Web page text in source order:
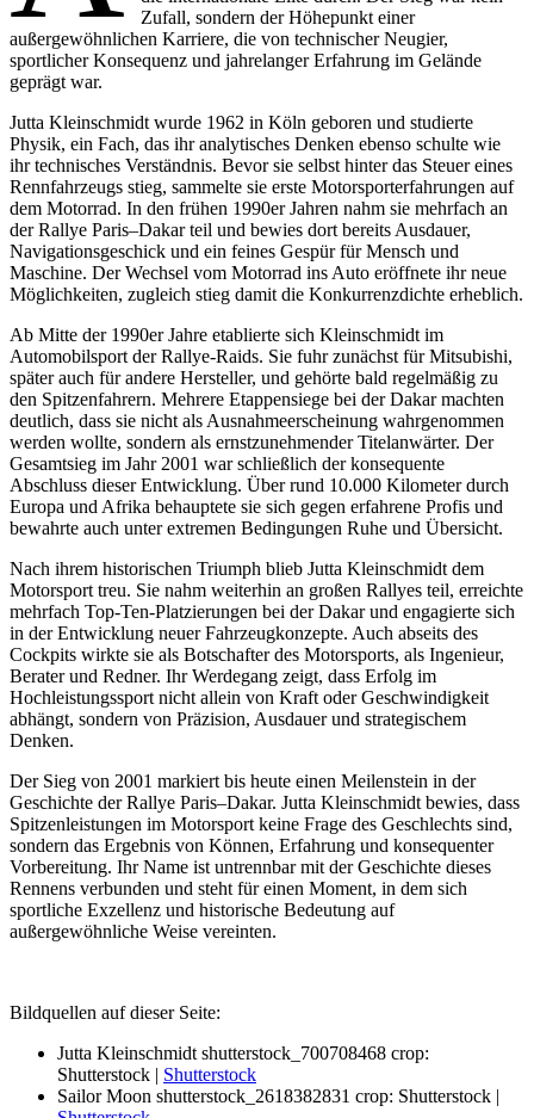
Zufall, sondern der Höhepunkt einer
außergewöhnlichen Karriere, die von technischer Neugier,
sportlicher Konsequenz und jahrelanger Erfahrung im Gelände
geprägt war.
Jutta Kleinschmidt wurde 1962 in Köln geboren und studierte
Physik, ein Fach, das ihr analytisches Denken ebenso schulte wie
ihr technisches Verständnis. Bevor sie selbst hinter das Steuer eines
Rennfahrzeugs stieg, sammelte sie erste Motorsporterfahrungen auf
dem Motorrad. In den frühen 1990er Jahren nahm sie mehrfach an
der Rallye Paris–Dakar teil und bewies dort bereits Ausdauer,
Navigationsgeschick und ein feines Gespür für Mensch und
Maschine. Der Wechsel vom Motorrad ins Auto eröffnete ihr neue
Möglichkeiten, zugleich stieg damit die Konkurrenzdichte erheblich.
Ab Mitte der 1990er Jahre etablierte sich Kleinschmidt im
Automobilsport der Rallye-Raids. Sie fuhr zunächst für Mitsubishi,
später auch für andere Hersteller, und gehörte bald regelmäßig zu
den Spitzenfahrern. Mehrere Etappensiege bei der Dakar machten
deutlich, dass sie nicht als Ausnahmeerscheinung wahrgenommen
werden wollte, sondern als ernstzunehmender Titelanwärter. Der
Gesamtsieg im Jahr 2001 war schließlich der konsequente
Abschluss dieser Entwicklung. Über rund 10.000 Kilometer durch
Europa und Afrika behauptete sie sich gegen erfahrene Profis und
bewahrte auch unter extremen Bedingungen Ruhe und Übersicht.
Nach ihrem historischen Triumph blieb Jutta Kleinschmidt dem
Motorsport treu. Sie nahm weiterhin an großen Rallyes teil, erreichte
mehrfach Top-Ten-Platzierungen bei der Dakar und engagierte sich
in der Entwicklung neuer Fahrzeugkonzepte. Auch abseits des
Cockpits wirkte sie als Botschafter des Motorsports, als Ingenieur,
Berater und Redner. Ihr Werdegang zeigt, dass Erfolg im
Hochleistungssport nicht allein von Kraft oder Geschwindigkeit
abhängt, sondern von Präzision, Ausdauer und strategischem
Denken.
Der Sieg von 2001 markiert bis heute einen Meilenstein in der
Geschichte der Rallye Paris–Dakar. Jutta Kleinschmidt bewies, dass
Spitzenleistungen im Motorsport keine Frage des Geschlechts sind,
sondern das Ergebnis von Können, Erfahrung und konsequenter
Vorbereitung. Ihr Name ist untrennbar mit der Geschichte dieses
Rennens verbunden und steht für einen Moment, in dem sich
sportliche Exzellenz und historische Bedeutung auf
außergewöhnliche Weise vereinten.
Bildquellen auf dieser Seite:
Jutta Kleinschmidt shutterstock_700708468 crop:
Shutterstock | Shutterstock
Sailor Moon shutterstock_2618382831 crop: Shutterstock |